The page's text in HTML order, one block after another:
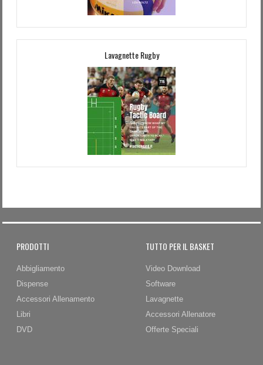
Lavagnette Rugby
PRODOTTI
Abbigliamento
Dispense
Accessori Allenamento
Libri
DVD
TUTTO PER IL BASKET
Video Download
Software
Lavagnette
Accessori Allenatore
Offerte Speciali